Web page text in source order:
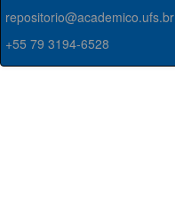
repositorio@academico.ufs.br
+55 79 3194-6528